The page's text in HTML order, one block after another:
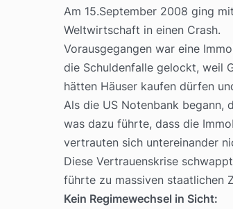
Am 15.September 2008 ging
Weltwirtschaft in einen Crash.
Vorausgegangen war eine
die Schuldenfalle gelockt, weil
hätten Häuser kaufen dürfen
Als die US Notenbank begann,
was dazu führte, dass die
vertrauten sich untereinander
Diese Vertrauenskrise
führte zu massiven staatlichen
Kein Regimewechsel in Sicht: